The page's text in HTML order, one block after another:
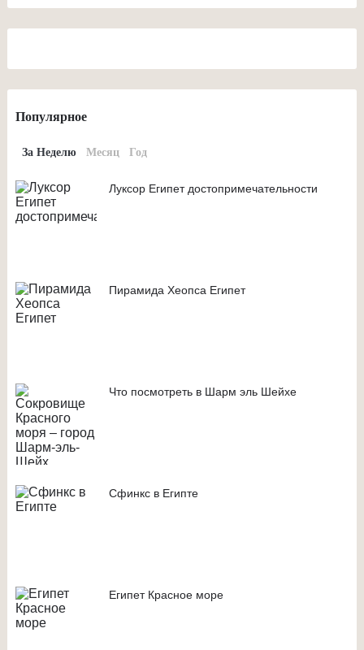
Популярное
За Неделю Месяц Год
Луксор Египет достопримечательности
Пирамида Хеопса Египет
Что посмотреть в Шарм эль Шейхе
Сфинкс в Египте
Египет Красное море